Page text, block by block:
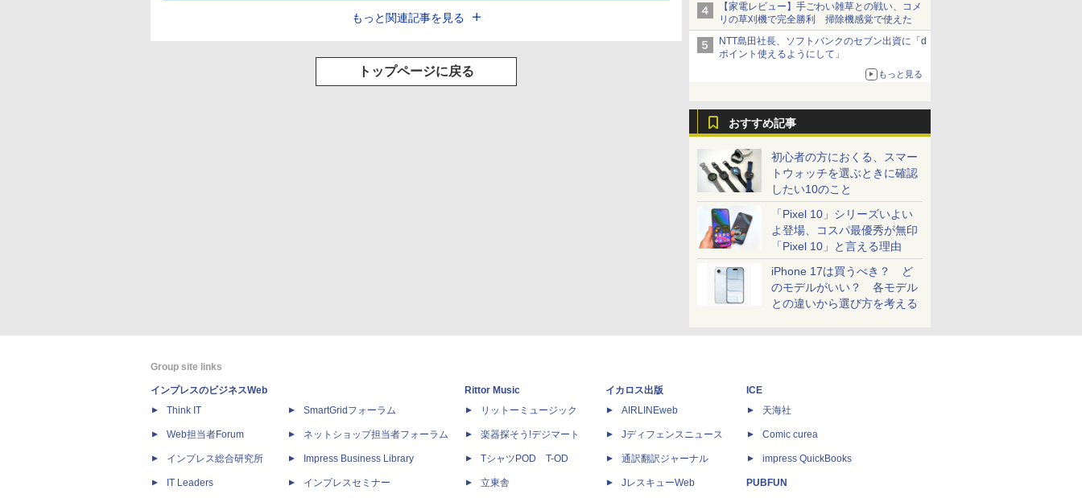
【家電レビュー】手ごわい雑草との戦い、コメ
リの草刈機で完全勝利 掃除機感覚で使えた
NTT島田社長、ソフトバンクのセブン出資に「d
ポイント使えるようにして」
もっと見る
おすすめ記事
初心者の方におくる、スマー
トウォッチを選ぶときに確認
したい10のこと
「Pixel 10」シリーズいよい
よ登場、コスパ最優秀が無印
「Pixel 10」と言える理由
iPhone 17は買うべき？ ど
のモデルがいい？ 各モデル
との違いから選び方を考える
もっと関連記事を見る
トップページに戻る
Group site links
インプレスのビジネスWeb
Think IT
Web担当者Forum
インプレス総合研究所
IT Leaders
SmartGridフォーラム
ネットショップ担当者フォーラム
Impress Business Library
インプレスセミナー
Rittor Music
リットーミュージック
楽器探そう!デジマート
TシャツPOD T-OD
立東舎
イカロス出版
AIRLINEweb
Jディフェンスニュース
通訳翻訳ジャーナル
JレスキューWeb
ICE
天海社
Comic curea
impress QuickBooks
PUBFUN